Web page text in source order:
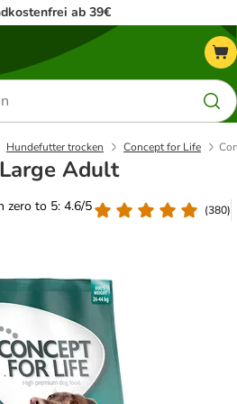
ab 39€
Hundefutter trocken Concept for Life
Adult
zero to 5: 4.6/5
(380)